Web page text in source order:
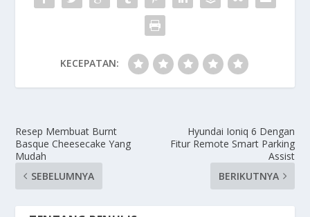
KECEPATAN:
Resep Membuat Burnt
Basque Cheesecake Yang
Mudah
SEBELUMNYA
Hyundai Ioniq 6 Dengan
Fitur Remote Smart Parking
Assist
BERIKUTNYA